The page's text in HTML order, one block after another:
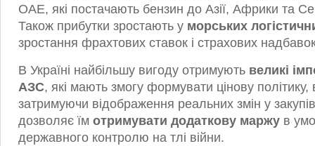
ОАЕ, які постачають бензин до Азії, Африки та
Також прибутки зростають у морських
зростання фрахтових ставок і страхових
В Україні найбільшу вигоду отримують великі
АЗС, які мають змогу формувати цінову
затримуючи відображення реальних змін у
дозволяє їм отримувати додаткову маржу в
державного контролю на тлі війни.